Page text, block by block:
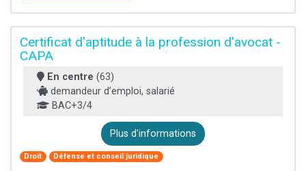
Certificat d'aptitude à la profession d'avocat -
CAPA
En centre (63)
demandeur d’emploi, salarié
BAC+3/4
Plus d'informations
Droit Défense et conseil juridique